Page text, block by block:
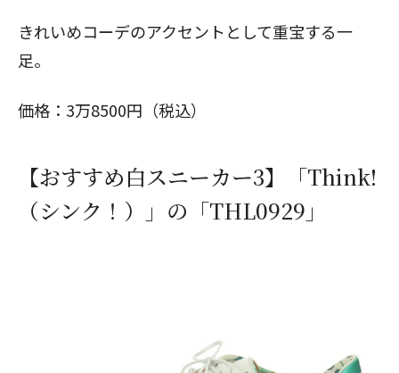
きれいめコーデのアクセントとして重宝する一
足。
価格：3万8500円（税込）
【おすすめ白スニーカー3】「Think!
（シンク！）」の「THL0929」